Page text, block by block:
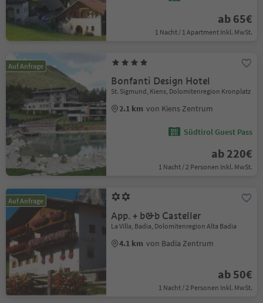
ab 65€
1 Nacht / 1 Apartment Inkl. MwSt.
Auf Anfrage
Bonfanti Design Hotel
St. Sigmund, Kiens, Dolomitenregion Kronplatz
2.1 km von Kiens Zentrum
Südtirol Guest Pass
ab 220€
1 Nacht / 2 Personen Inkl. MwSt.
Auf Anfrage
App. + b&b Casteller
La Villa, Badia, Dolomitenregion Alta Badia
4.1 km von Badia Zentrum
ab 50€
1 Nacht / 2 Personen Inkl. MwSt.